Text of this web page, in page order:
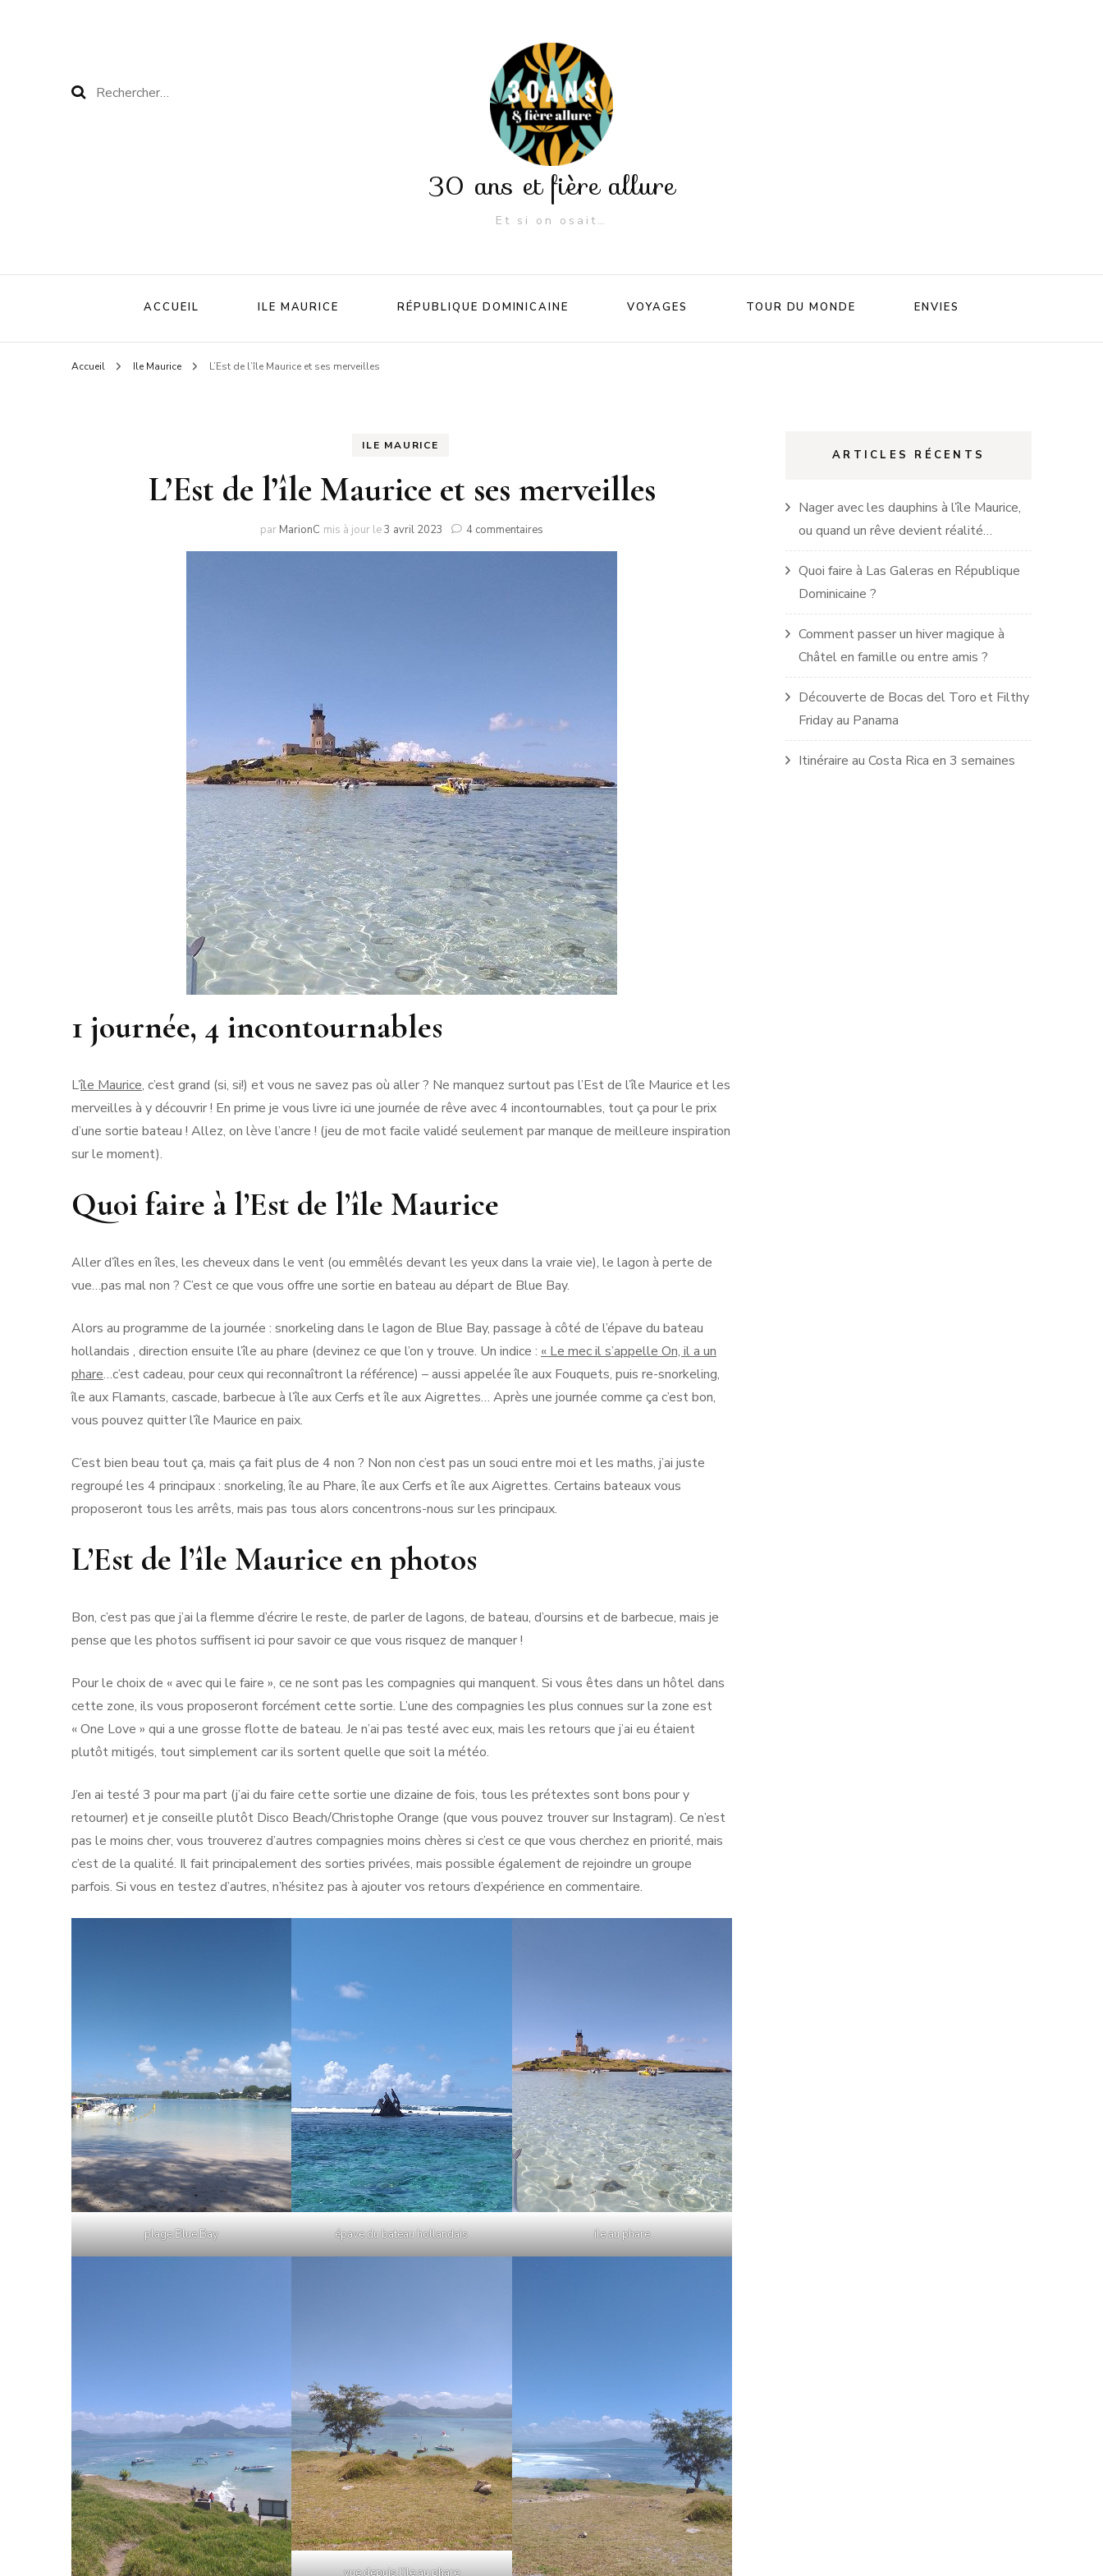
Rechercher :
30 ans et fière allure
Et si on osait…
ACCUEIL
Contact
ILE MAURICE RÉPUBLIQUE DOMINICAINE VOYAGES TOUR DU MONDE ENVIES
Accueil Ile Maurice L’Est de l’île Maurice et ses merveilles
ILE MAURICE
L’Est de l’île Maurice et ses merveilles
par MarionC mis à jour le3 avril 2023 4 commentaires
1 journée, 4 incontournables
L’île Maurice, c’est grand (si, si!) et vous ne savez pas où aller ? Ne manquez surtout pas l’Est de l’île Maurice et les
merveilles à y découvrir ! En prime je vous livre ici une journée de rêve avec 4 incontournables, tout ça pour le prix
d’une sortie bateau ! Allez, on lève l’ancre ! (jeu de mot facile validé seulement par manque de meilleure inspiration
sur le moment).
Quoi faire à l’Est de l’île Maurice
Aller d’îles en îles, les cheveux dans le vent (ou emmêlés devant les yeux dans la vraie vie), le lagon à perte de
vue…pas mal non ? C’est ce que vous offre une sortie en bateau au départ de Blue Bay.
Alors au programme de la journée : snorkeling dans le lagon de Blue Bay, passage à côté de l’épave du bateau
hollandais , direction ensuite l’île au phare (devinez ce que l’on y trouve. Un indice : « Le mec il s’appelle On, il a un
phare…c’est cadeau, pour ceux qui reconnaîtront la référence) – aussi appelée île aux Fouquets, puis re-snorkeling,
île aux Flamants, cascade, barbecue à l’île aux Cerfs et île aux Aigrettes… Après une journée comme ça c’est bon,
vous pouvez quitter l’île Maurice en paix.
C’est bien beau tout ça, mais ça fait plus de 4 non ? Non non c’est pas un souci entre moi et les maths, j’ai juste
regroupé les 4 principaux : snorkeling, île au Phare, île aux Cerfs et île aux Aigrettes. Certains bateaux vous
proposeront tous les arrêts, mais pas tous alors concentrons-nous sur les principaux.
L’Est de l’île Maurice en photos
Bon, c’est pas que j’ai la flemme d’écrire le reste, de parler de lagons, de bateau, d’oursins et de barbecue, mais je
pense que les photos suffisent ici pour savoir ce que vous risquez de manquer !
Pour le choix de « avec qui le faire », ce ne sont pas les compagnies qui manquent. Si vous êtes dans un hôtel dans
cette zone, ils vous proposeront forcément cette sortie. L’une des compagnies les plus connues sur la zone est
« One Love » qui a une grosse flotte de bateau. Je n’ai pas testé avec eux, mais les retours que j’ai eu étaient
plutôt mitigés, tout simplement car ils sortent quelle que soit la météo.
J’en ai testé 3 pour ma part (j’ai du faire cette sortie une dizaine de fois, tous les prétextes sont bons pour y
retourner) et je conseille plutôt Disco Beach/Christophe Orange (que vous pouvez trouver sur Instagram). Ce n’est
pas le moins cher, vous trouverez d’autres compagnies moins chères si c’est ce que vous cherchez en priorité, mais
c’est de la qualité. Il fait principalement des sorties privées, mais possible également de rejoindre un groupe
parfois. Si vous en testez d’autres, n’hésitez pas à ajouter vos retours d’expérience en commentaire.
plage Blue Bay épave du bateau hollandais ile au phare
vue depuis l’ile au phare
ARTICLES RÉCENTS
Nager avec les dauphins à l’île Maurice,
ou quand un rêve devient réalité…
Quoi faire à Las Galeras en République
Dominicaine ?
Comment passer un hiver magique à
Châtel en famille ou entre amis ?
Découverte de Bocas del Toro et Filthy
Friday au Panama
Itinéraire au Costa Rica en 3 semaines